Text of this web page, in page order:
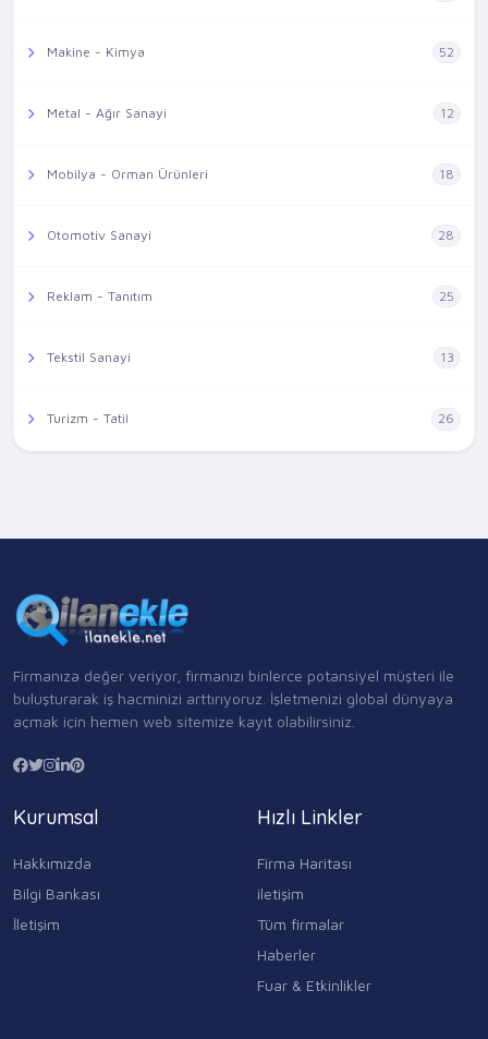
Makine - Kimya 52
Metal - Ağır Sanayi 12
Mobilya - Orman Ürünleri 18
Otomotiv Sanayi 28
Reklam - Tanıtım 25
Tekstil Sanayi 13
Turizm - Tatil 26
Firmanıza değer veriyor, firmanızı binlerce potansiyel müşteri ile
buluşturarak iş hacminizi arttırıyoruz. İşletmenizi global dünyaya
açmak için hemen web sitemize kayıt olabilirsiniz.
Kurumsal
Hakkımızda
Bilgi Bankası
İletişim
Hızlı Linkler
Firma Haritası
iletişim
Tüm firmalar
Haberler
Fuar & Etkinlikler